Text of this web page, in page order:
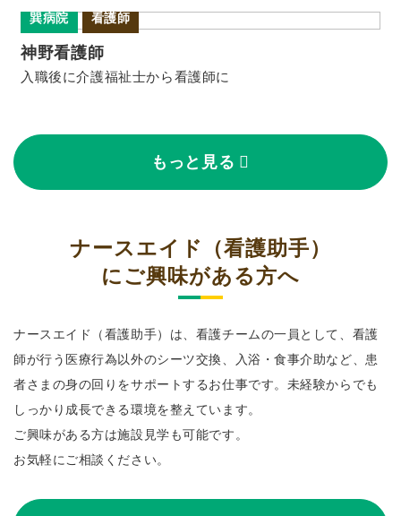
巽病院 看護師
神野看護師
入職後に介護福祉士から看護師に
もっと見る
ナースエイド（看護助手）
にご興味がある方へ
ナースエイド（看護助手）は、看護チームの一員として、看護
師が行う医療行為以外のシーツ交換、入浴・食事介助など、患
者さまの身の回りをサポートするお仕事です。 未経験からでも
しっかり成長できる環境を整えています。
ご興味がある方は施設見学も可能です。
お気軽にご相談ください。